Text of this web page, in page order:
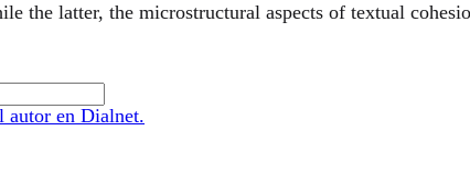
the latter, the microstructural aspects of textual
autor en Dialnet.